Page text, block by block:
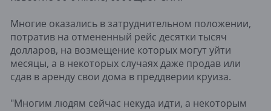
Многие оказались в затруднительном положении,
потратив на отмененный рейс десятки тысяч
долларов, на возмещение которых могут уйти
месяцы, а в некоторых случаях даже продав или
сдав в аренду свои дома в преддверии круиза.
"Многим людям сейчас некуда идти, а некоторым